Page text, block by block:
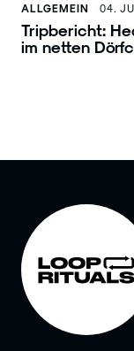
ALLGEMEIN 04.
Tripbericht:
im netten